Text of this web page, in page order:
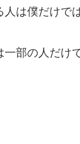
人は僕だけで
一部の人だけ